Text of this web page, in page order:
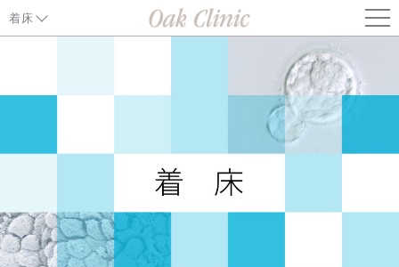
着床
反復着床不全の原因と治療
不妊診療特集ページ